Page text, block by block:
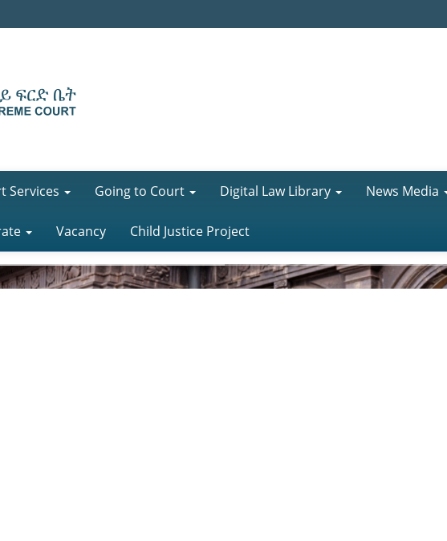
Services Going to Court Digital Law Library News Media
Vacancy Child Justice Project